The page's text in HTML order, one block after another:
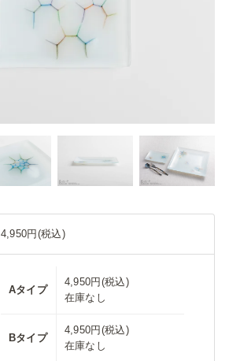
4,950円(税込)
Aタイプ
4,950円(税込)
在庫なし
Bタイプ
4,950円(税込)
在庫なし